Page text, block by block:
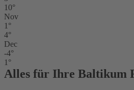
10°
Nov
1°
4°
Dec
-4°
1°
Alles für Ihre Baltikum